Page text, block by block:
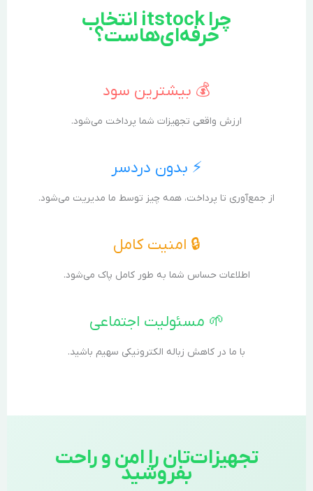
چرا itstock انتخاب
حرفه‌ای‌هاست؟
💰 بیشترین سود
ارزش واقعی تجهیزات شما پرداخت می‌شود.
⚡ بدون دردسر
از جمع‌آوری تا پرداخت، همه چیز توسط ما مدیریت می‌شود.
🔒 امنیت کامل
اطلاعات حساس شما به طور کامل پاک می‌شود.
🌱 مسئولیت اجتماعی
با ما در کاهش زباله الکترونیکی سهیم باشید.
تجهیزات‌تان را امن و راحت
بفروشید